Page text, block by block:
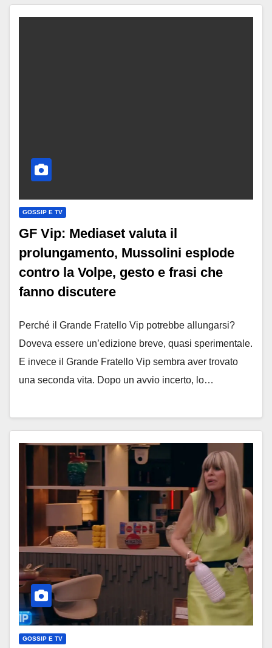
GOSSIP E TV
GF Vip: Mediaset valuta il
prolungamento, Mussolini esplode
contro la Volpe, gesto e frasi che
fanno discutere
Perché il Grande Fratello Vip potrebbe allungarsi?
Doveva essere un’edizione breve, quasi sperimentale.
E invece il Grande Fratello Vip sembra aver trovato
una seconda vita. Dopo un avvio incerto, lo…
GOSSIP E TV